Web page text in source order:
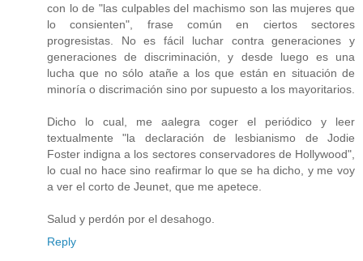
con lo de "las culpables del machismo son las mujeres que
lo consienten", frase común en ciertos sectores
progresistas. No es fácil luchar contra generaciones y
generaciones de discriminación, y desde luego es una
lucha que no sólo atañe a los que están en situación de
minoría o discrimación sino por supuesto a los mayoritarios.
Dicho lo cual, me aalegra coger el periódico y leer
textualmente "la declaración de lesbianismo de Jodie
Foster indigna a los sectores conservadores de Hollywood",
lo cual no hace sino reafirmar lo que se ha dicho, y me voy
a ver el corto de Jeunet, que me apetece.
Salud y perdón por el desahogo.
Reply